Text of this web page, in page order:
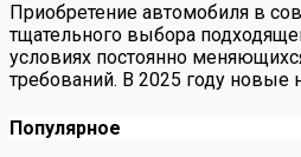
Приобретение автомобиля в
тщательного выбора
условиях постоянно
требований. В 2025 году новые
Популярное